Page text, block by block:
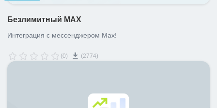
Безлимитный MAX
Интеграция с мессенджером Max!
(0) (2774)